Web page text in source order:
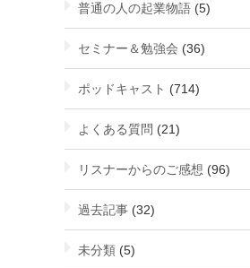
普通の人の起業物語 (5)
セミナー＆勉強会 (36)
ポッドキャスト (714)
よくある質問 (21)
リスナーからのご感想 (96)
過去記事 (32)
未分類 (5)